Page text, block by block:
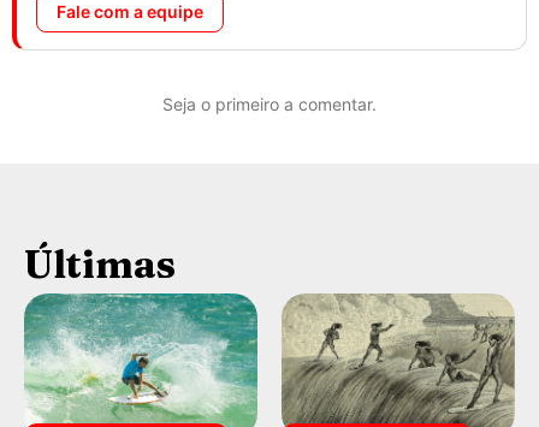
Fale com a equipe
Seja o primeiro a comentar.
Últimas